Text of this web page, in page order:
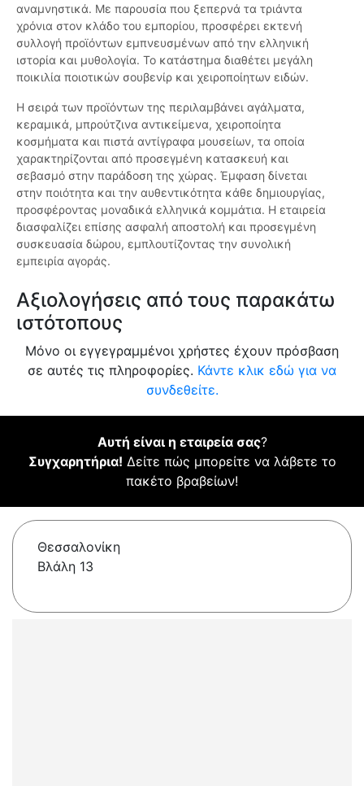
αναμνηστικά. Με παρουσία που ξεπερνά τα τριάντα
χρόνια στον κλάδο του εμπορίου, προσφέρει εκτενή
συλλογή προϊόντων εμπνευσμένων από την ελληνική
ιστορία και μυθολογία. Το κατάστημα διαθέτει μεγάλη
ποικιλία ποιοτικών σουβενίρ και χειροποίητων ειδών.
Η σειρά των προϊόντων της περιλαμβάνει αγάλματα,
κεραμικά, μπρούτζινα αντικείμενα, χειροποίητα
κοσμήματα και πιστά αντίγραφα μουσείων, τα οποία
χαρακτηρίζονται από προσεγμένη κατασκευή και
σεβασμό στην παράδοση της χώρας. Έμφαση δίνεται
στην ποιότητα και την αυθεντικότητα κάθε δημιουργίας,
προσφέροντας μοναδικά ελληνικά κομμάτια. Η εταιρεία
διασφαλίζει επίσης ασφαλή αποστολή και προσεγμένη
συσκευασία δώρου, εμπλουτίζοντας την συνολική
εμπειρία αγοράς.
Αξιολογήσεις από τους παρακάτω
ιστότοπους
Μόνο οι εγγεγραμμένοι χρήστες έχουν πρόσβαση
σε αυτές τις πληροφορίες. Κάντε κλικ εδώ για να
συνδεθείτε.
Αυτή είναι η εταιρεία σας?
Συγχαρητήρια! Δείτε πώς μπορείτε να λάβετε το
πακέτο βραβείων!
Θεσσαλονίκη
Βλάλη 13